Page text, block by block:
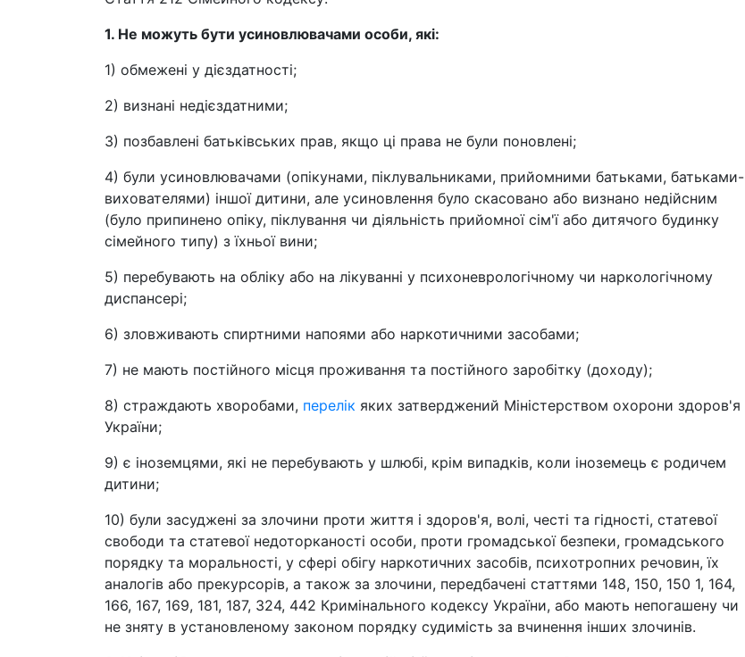
1. Не можуть бути усиновлювачами особи, які:
1) обмежені у дієздатності;
2) визнані недієздатними;
3) позбавлені батьківських прав, якщо ці права не були поновлені;
4) були усиновлювачами (опікунами, піклувальниками, прийомними батьками, батьками-
вихователями) іншої дитини, але усиновлення було скасовано або визнано недійсним
(було припинено опіку, піклування чи діяльність прийомної сім'ї або дитячого будинку
сімейного типу) з їхньої вини;
5) перебувають на обліку або на лікуванні у психоневрологічному чи наркологічному
диспансері;
6) зловживають спиртними напоями або наркотичними засобами;
7) не мають постійного місця проживання та постійного заробітку (доходу);
8) страждають хворобами, перелік яких затверджений Міністерством охорони здоров'я
України;
9) є іноземцями, які не перебувають у шлюбі, крім випадків, коли іноземець є родичем
дитини;
10) були засуджені за злочини проти життя і здоров'я, волі, честі та гідності, статевої
свободи та статевої недоторканості особи, проти громадської безпеки, громадського
порядку та моральності, у сфері обігу наркотичних засобів, психотропних речовин, їх
аналогів або прекурсорів, а також за злочини, передбачені статтями 148, 150, 150 1, 164,
166, 167, 169, 181, 187, 324, 442 Кримінального кодексу України, або мають непогашену чи
не зняту в установленому законом порядку судимість за вчинення інших злочинів.